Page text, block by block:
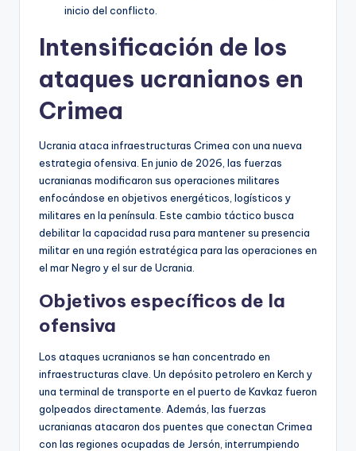
inicio del conflicto.
Intensificación de los
ataques ucranianos en
Crimea
Ucrania ataca infraestructuras Crimea con una nueva
estrategia ofensiva. En junio de 2026, las fuerzas
ucranianas modificaron sus operaciones militares
enfocándose en objetivos energéticos, logísticos y
militares en la península. Este cambio táctico busca
debilitar la capacidad rusa para mantener su presencia
militar en una región estratégica para las operaciones en
el mar Negro y el sur de Ucrania.
Objetivos específicos de la
ofensiva
Los ataques ucranianos se han concentrado en
infraestructuras clave. Un depósito petrolero en Kerch y
una terminal de transporte en el puerto de Kavkaz fueron
golpeados directamente. Además, las fuerzas
ucranianas atacaron dos puentes que conectan Crimea
con las regiones ocupadas de Jersón, interrumpiendo